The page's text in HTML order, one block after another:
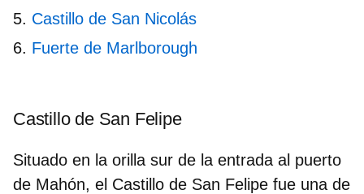
Castillo de San Nicolás
Fuerte de Marlborough
Castillo de San Felipe
Situado en la orilla sur de la entrada al puerto
de Mahón, el Castillo de San Felipe fue una de